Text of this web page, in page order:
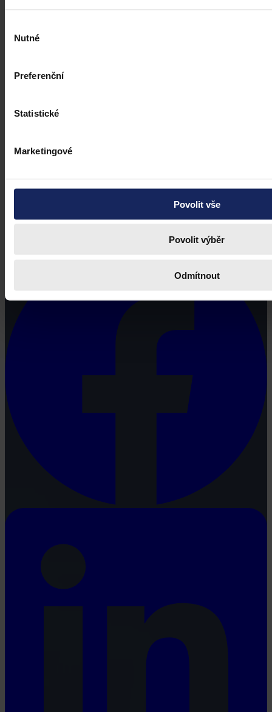
souhlasu
Nutné
Preferenční
Statistické
Marketingové
Povolit vše
Povolit výběr
Odmítnout
Právní portál, jehož cílovou skupinou jsou nejenom právní
profesionálové a zástupci právnických profesí, ale všichni, kteří